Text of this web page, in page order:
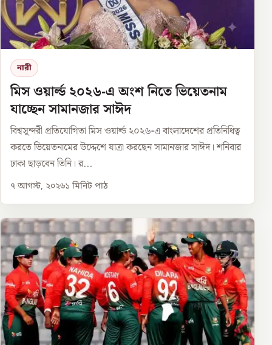
নারী
মিস ওয়ার্ল্ড ২০২৬-এ অংশ নিতে ভিয়েতনাম
যাচ্ছেন সামানজার সাঈদ
বিশ্বসুন্দরী প্রতিযোগিতা মিস ওয়ার্ল্ড ২০২৬-এ বাংলাদেশের প্রতিনিধিত্ব
করতে ভিয়েতনামের উদ্দেশে যাত্রা করছেন সামানজার সাঈদ। শনিবার
ঢাকা ছাড়বেন তিনি। র...
৭ আগস্ট, ২০২৬১ মিনিট পাঠ